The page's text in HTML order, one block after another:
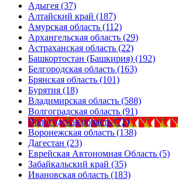
Адыгея (37)
Алтайский край (187)
Амурская область (112)
Архангельская область (29)
Астраханская область (22)
Башкортостан (Башкирия) (192)
Белгородская область (163)
Брянская область (101)
Бурятия (18)
Владимирская область (588)
Волгоградская область (91)
Вологодская область (72)
Воронежская область (138)
Дагестан (23)
Еврейская Автономная Область (5)
Забайкальский край (35)
Ивановская область (183)